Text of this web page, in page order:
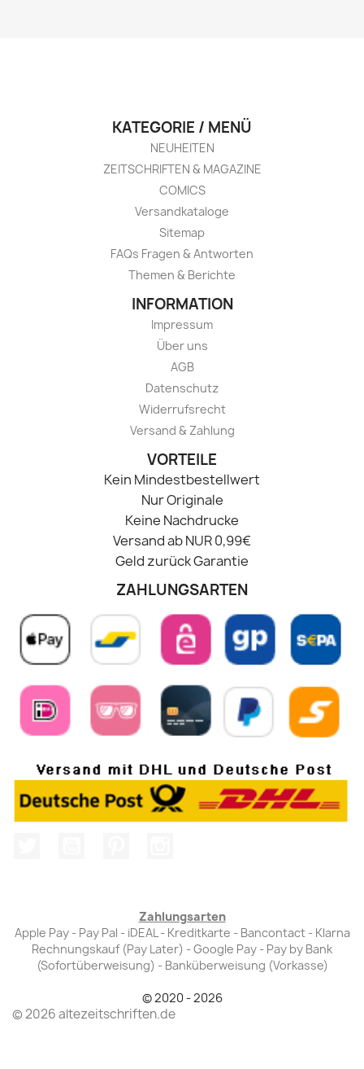
KATEGORIE / MENÜ
NEUHEITEN
ZEITSCHRIFTEN & MAGAZINE
COMICS
Versandkataloge
Sitemap
FAQs Fragen & Antworten
Themen & Berichte
INFORMATION
Impressum
Über uns
AGB
Datenschutz
Widerrufsrecht
Versand & Zahlung
VORTEILE
Kein Mindestbestellwert
Nur Originale
Keine Nachdrucke
Versand ab NUR 0,99€
Geld zurück Garantie
ZAHLUNGSARTEN
Zahlungsarten
Apple Pay - Pay Pal - iDEAL - Kreditkarte - Bancontact - Klarna
Rechnungskauf (Pay Later) - Google Pay - Pay by Bank
(Sofortüberweisung) - Banküberweisung (Vorkasse)
© 2020 - 2026
© 2026 altezeitschriften.de